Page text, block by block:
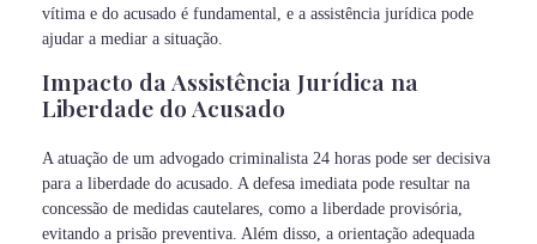
vítima e do acusado é fundamental, e a assistência jurídica pode
ajudar a mediar a situação.
Impacto da Assistência Jurídica na
Liberdade do Acusado
A atuação de um advogado criminalista 24 horas pode ser decisiva
para a liberdade do acusado. A defesa imediata pode resultar na
concessão de medidas cautelares, como a liberdade provisória,
evitando a prisão preventiva. Além disso, a orientação adequada